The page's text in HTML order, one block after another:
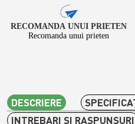
RECOMANDA UNUI PRIETEN
Recomanda unui prieten
DESCRIERE
INTREBARI SI RASPUNSURI